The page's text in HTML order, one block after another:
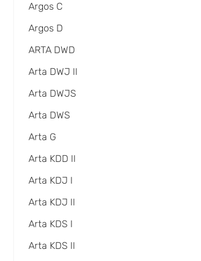
Argos C
Argos D
ARTA DWD
Arta DWJ II
Arta DWJS
Arta DWS
Arta G
Arta KDD II
Arta KDJ I
Arta KDJ II
Arta KDS I
Arta KDS II